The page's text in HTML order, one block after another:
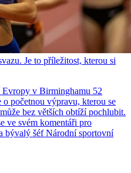
Je to příležitost, kterou si
Evropy v Birminghamu 52
početnou výpravu, kterou se
bez větších obtíží pochlubit.
ve svém komentáři pro
bývalý šéf Národní sportovní